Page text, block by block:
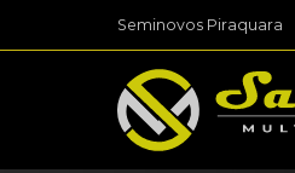
Seminovos Piraquara